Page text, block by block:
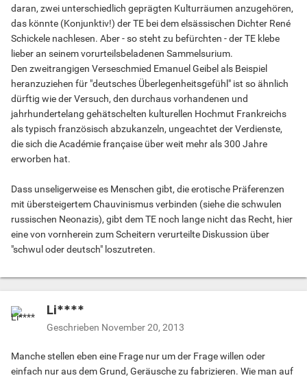
daran, zwei unterschiedlich geprägten Kulturräumen anzugehören,
das könnte (Konjunktiv!) der TE bei dem elsässischen Dichter René
Schickele nachlesen. Aber - so steht zu befürchten - der TE klebe
lieber an seinem vorurteilsbeladenen Sammelsurium.
Den zweitrangigen Verseschmied Emanuel Geibel als Beispiel
heranzuziehen für "deutsches Überlegenheitsgefühl" ist so ähnlich
dürftig wie der Versuch, den durchaus vorhandenen und
jahrhundertelang gehätschelten kulturellen Hochmut Frankreichs
als typisch französisch abzukanzeln, ungeachtet der Verdienste,
die sich die Académie française über weit mehr als 300 Jahre
erworben hat.
Dass unseligerweise es Menschen gibt, die erotische Präferenzen
mit übersteigertem Chauvinismus verbinden (siehe die schwulen
russischen Neonazis), gibt dem TE noch lange nicht das Recht, hier
eine von vornherein zum Scheitern verurteilte Diskussion über
"schwul oder deutsch" loszutreten.
Li****
Geschrieben November 20, 2013
Manche stellen eben eine Frage nur um der Frage willen oder
einfach nur aus dem Grund, Geräusche zu fabrizieren. Wie man auf